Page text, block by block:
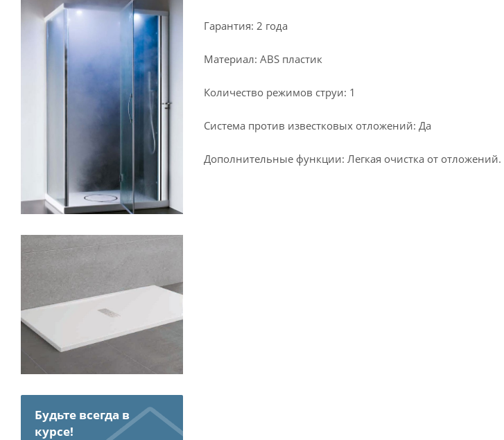
Гарантия: 2 года
Материал: ABS пластик
Количество режимов струи: 1
Система против известковых отложений: Да
Дополнительные функции: Легкая очистка от
Будьте всегда в
курсе!